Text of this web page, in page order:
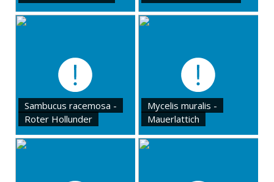
Sambucus racemosa -
Roter Hollunder
Mycelis muralis -
Mauerlattich